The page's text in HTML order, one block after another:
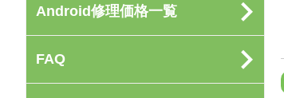
Android修理価格一覧
FAQ